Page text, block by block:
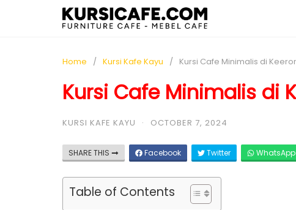
Home Kursi Kafe Kayu Kursi Cafe Minimalis di
Kursi Cafe Minimalis di
KURSI KAFE KAYU · OCTOBER 7, 2024
SHARE THIS Facebook Twitter WhatsApp
Table of Contents